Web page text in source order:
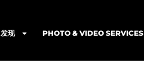
发现 PHOTO & VIDEO SERVICES